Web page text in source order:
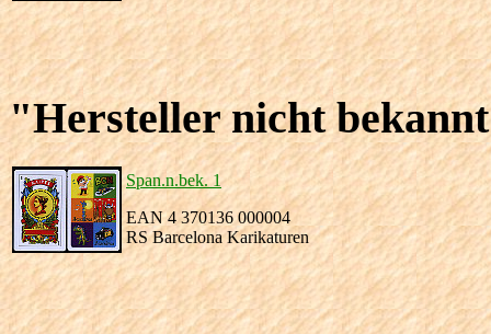
"Hersteller nicht
Span.n.bek. 1
EAN 4 370136 000004
RS Barcelona Karikaturen